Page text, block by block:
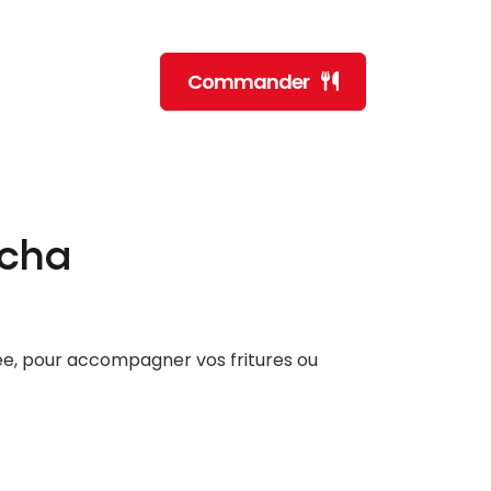
Commander
pour accompagner vos fritures ou